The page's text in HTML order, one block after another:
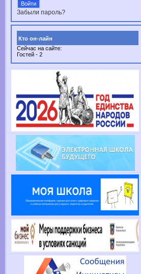
Забыли пароль?
Кто он-лайн
Сейчас на сайте:
Гостей - 2